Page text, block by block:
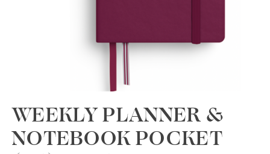
WEEKLY PLANNER &
NOTEBOOK POCKET